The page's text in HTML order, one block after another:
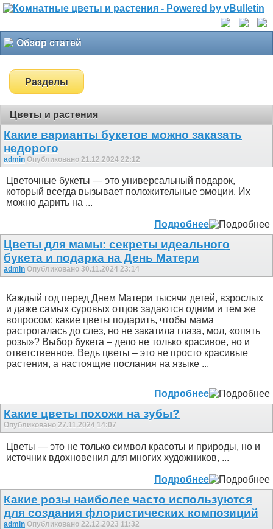
Обзор статей
Разделы
Цветы и растения
Какие варианты букетов можно заказать
недорого
admin Опубликовано 21.12.2024 22:12
Цветочные букеты — это универсальный подарок,
который всегда вызывает положительные эмоции. Их
можно дарить на ...
Подробнее
Цветы для мамы: секреты идеального
букета и подарка на День Матери
admin Опубликовано 30.11.2024 23:14
Каждый год перед Днем Матери тысячи детей, взрослых
и даже самых суровых отцов задаются одним и тем же
вопросом: какие цветы подарить, чтобы мама
растрогалась до слез, но не закатила глаза, мол, «опять
розы»? Выбор букета – дело не только красивое, но и
ответственное. Ведь цветы – это не просто красивые
растения, а настоящие послания на языке ...
Подробнее
Какие цветы похожи на зубы?
Опубликовано 27.11.2024 14:07
Цветы — это не только символ красоты и природы, но и
источник вдохновения для многих художников, ...
Подробнее
Какие розы наиболее часто используются
для создания флористических композиций
admin Опубликовано 22.12.2023 11:32